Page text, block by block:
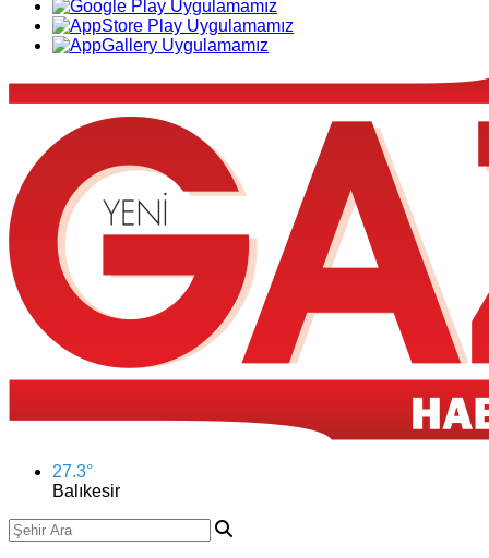
27.3°
Balıkesir